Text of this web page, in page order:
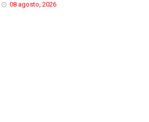
08 agosto, 2026